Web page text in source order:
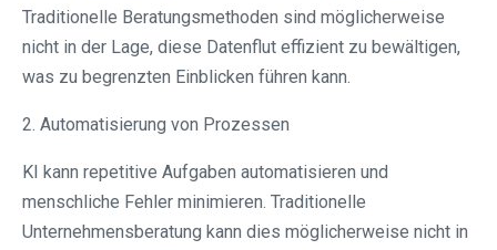
Traditionelle Beratungsmethoden sind möglicherweise
nicht in der Lage, diese Datenflut effizient zu bewältigen,
was zu begrenzten Einblicken führen kann.
2. Automatisierung von Prozessen
KI kann repetitive Aufgaben automatisieren und
menschliche Fehler minimieren. Traditionelle
Unternehmensberatung kann dies möglicherweise nicht in